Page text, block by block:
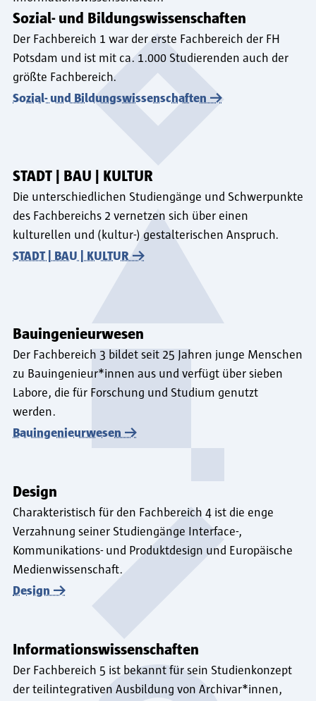
Sozial- und Bildungswissenschaften
Der Fachbereich 1 war der erste Fachbereich der FH
Potsdam und ist mit ca. 1.000 Studierenden auch der
größte Fachbereich.
Sozial- und Bildungswissenschaften
STADT | BAU | KULTUR
Die unterschiedlichen Studiengänge und Schwerpunkte
des Fachbereichs 2 vernetzen sich über einen
kulturellen und (kultur-) gestalterischen Anspruch.
STADT | BAU | KULTUR
Bauingenieurwesen
Der Fachbereich 3 bildet seit 25 Jahren junge Menschen
zu Bauingenieur*innen aus und verfügt über sieben
Labore, die für Forschung und Studium genutzt
werden.
Bauingenieurwesen
Design
Charakteristisch für den Fachbereich 4 ist die enge
Verzahnung seiner Studiengänge Interface-,
Kommunikations- und Produktdesign und Europäische
Medienwissenschaft.
Design
Informationswissenschaften
Der Fachbereich 5 ist bekannt für sein Studienkonzept
der teilintegrativen Ausbildung von Archivar*innen,